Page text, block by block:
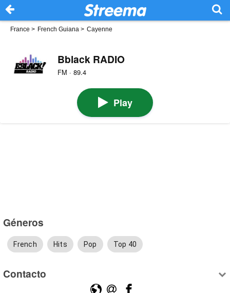
France > French Guiana > Cayenne
Bblack RADIO
FM · 89.4
Play
Géneros
French Hits Pop Top 40
Contacto